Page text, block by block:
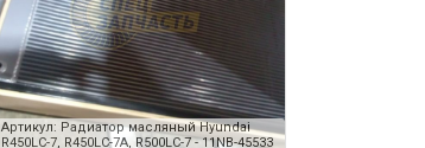
Артикул: Радиатор масляный Hyundai
R450LC-7, R450LC-7A, R500LC-7 - 11NB-45533